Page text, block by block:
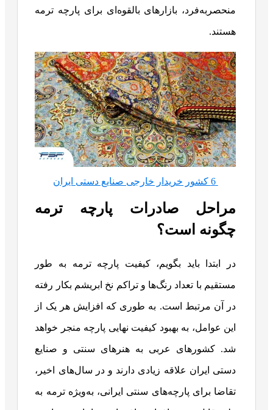
منحصربه‌فرد، بازارهای بالقوه‌ای برای پارچه ترمه
هستند.
6 کشور خریدار خارجی صنایع دستی ایران
مراحل صادرات پارچه ترمه
چگونه است؟
در ابتدا باید بگویم، کیفیت پارچه ترمه به طور
مستقیم با تعداد رنگ‌ها و تراکم نخ ابریشم بکار رفته
در آن مرتبط است. به طوری که افزایش هر یک از
این عوامل، به بهبود کیفیت نهایی پارچه منجر خواهد
شد. کشورهای عربی به هنرهای سنتی و صنایع
دستی ایران علاقه‌ زیادی دارند و در سال‌های اخیر،
تقاضا برای پارچه‌های سنتی ایرانی، به‌ویژه ترمه به